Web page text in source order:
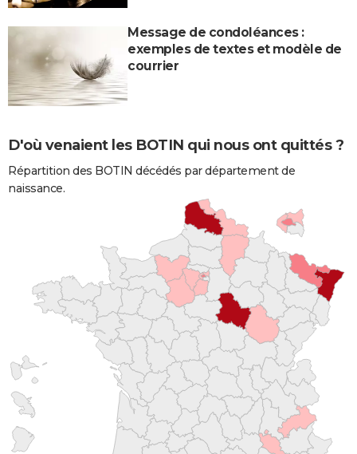
Message de condoléances :
exemples de textes et modèle de
courrier
D'où venaient les BOTIN qui nous ont quittés ?
Répartition des BOTIN décédés par département de
naissance.